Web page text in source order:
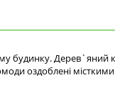
будинку.
оздоблені